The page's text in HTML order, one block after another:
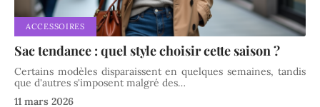
ACCESSOIRES
Sac tendance : quel style choisir cette saison ?
Certains modèles disparaissent en quelques semaines, tandis
que d'autres s'imposent malgré des…
11 mars 2026